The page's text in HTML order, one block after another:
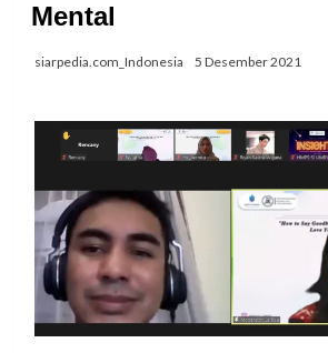
Mental
siarpedia.com_Indonesia 5 Desember 2021